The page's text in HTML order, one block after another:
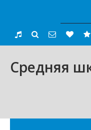
content
Средняя